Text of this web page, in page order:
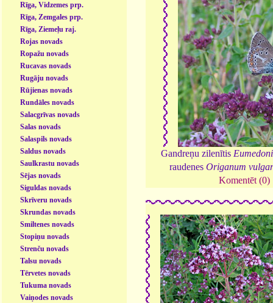
Rīga, Vidzemes prp.
Rīga, Zemgales prp.
Rīga, Ziemeļu raj.
Rojas novads
Ropažu novads
Rucavas novads
Rugāju novads
Rūjienas novads
Rundāles novads
Salacgrīvas novads
Salas novads
Salaspils novads
Saldus novads
Saulkrastu novads
Sējas novads
Siguldas novads
Skrīveru novads
Skrundas novads
Smiltenes novads
Stopiņu novads
Strenču novads
Talsu novads
Tērvetes novads
Tukuma novads
Vaiņodes novads
Gandreņu zilenītis
raudenesOriganum
Komentēt (0)